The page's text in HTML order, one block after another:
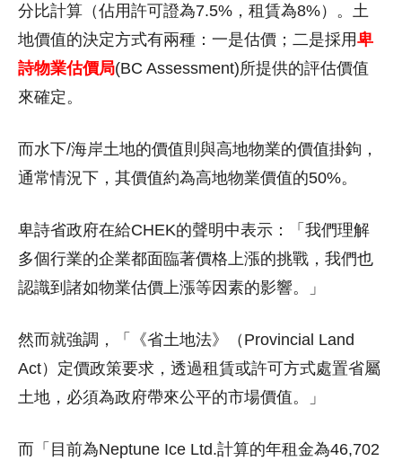
分比計算（佔用許可證為7.5%，租賃為8%）。土
地價值的決定方式有兩種：一是估價；二是採用卑
詩物業估價局(BC Assessment)所提供的評估價值
來確定。
而水下/海岸土地的價值則與高地物業的價值掛鉤，
通常情況下，其價值約為高地物業價值的50%。
卑詩省政府在給CHEK的聲明中表示：「我們理解
多個行業的企業都面臨著價格上漲的挑戰，我們也
認識到諸如物業估價上漲等因素的影響。」
然而就強調，「《省土地法》（Provincial Land
Act）定價政策要求，透過租賃或許可方式處置省屬
土地，必須為政府帶來公平的市場價值。」
而「目前為Neptune Ice Ltd.計算的年租金為46,702